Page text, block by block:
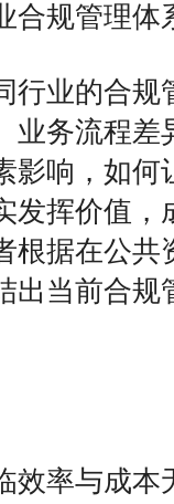
合规管理体
行业的合规
业务流程差
影响，如
发挥价值
根据在公共
出当前合规
率与成本